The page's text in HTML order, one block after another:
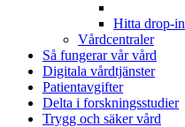
Hitta drop-in
Vårdcentraler
Så fungerar vår vård
Digitala vårdtjänster
Patientavgifter
Delta i forskningsstudier
Trygg och säker vård